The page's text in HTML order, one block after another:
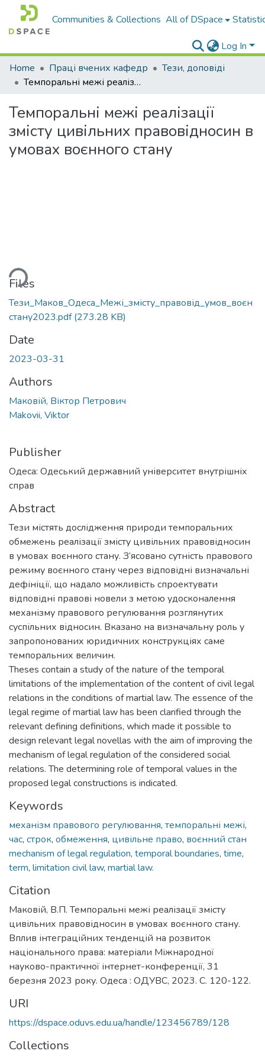
Communities & Collections All of DSpace
Log In
Home
Праці вчених кафедр
Тези, доповіді
Темпоральні межі реалізації змісту цивільних правовідносин в умовах воєнного стану
Темпоральні межі реалізації
змісту цивільних правовідносин в
умовах воєнного стану
Files
Тези_Маков_Одеса_Межі_змісту_правовід_умов_воєн
стану2023.pdf(273.28 KB)
Date
2023-03-31
Authors
Маковій, Віктор Петрович
Makovii, Viktor
Publisher
Одеса: Одеський державний університет внутрішніх
справ
Abstract
Тези містять дослідження природи темпоральних
обмежень реалізації змісту цивільних правовідносин
в умовах воєнного стану. З’ясовано сутність правового
режиму воєнного стану через відповідні визначальні
дефініції, що надало можливість спроектувати
відповідні правові новели з метою удосконалення
механізму правового регулювання розглянутих
суспільних відносин. Вказано на визначальну роль у
запропонованих юридичних конструкціях саме
темпоральних величин.
Theses contain a study of the nature of the temporal
limitations of the implementation of the content of civil legal
relations in the conditions of martial law. The essence of the
legal regime of martial law has been clarified through the
relevant defining definitions, which made it possible to
design relevant legal novellas with the aim of improving the
mechanism of legal regulation of the considered social
relations. The determining role of temporal values in the
proposed legal constructions is indicated.
Keywords
механізм правового регулювання, темпоральні межі,
час, строк, обмеження, цивільне право, воєнний стан
mechanism of legal regulation, temporal boundaries, time,
term, limitation civil law, martial law.
Citation
Маковій, В.П. Темпоральні межі реалізації змісту
цивільних правовідносин в умовах воєнного стану.
Вплив інтеграційних тенденцій на розвиток
національного права: матеріали Міжнародної
науково-практичної інтернет-конференції, 31
березня 2023 року. Одеса : ОДУВС, 2023. C. 120-122.
URI
https://dspace.oduvs.edu.ua/handle/123456789/128
Collections